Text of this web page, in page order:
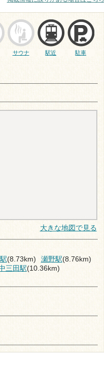
サウナ 駅近 駐車
大きな地図で見る
(8.73km) 瀬野駅(8.76km)
三田駅(10.36km)